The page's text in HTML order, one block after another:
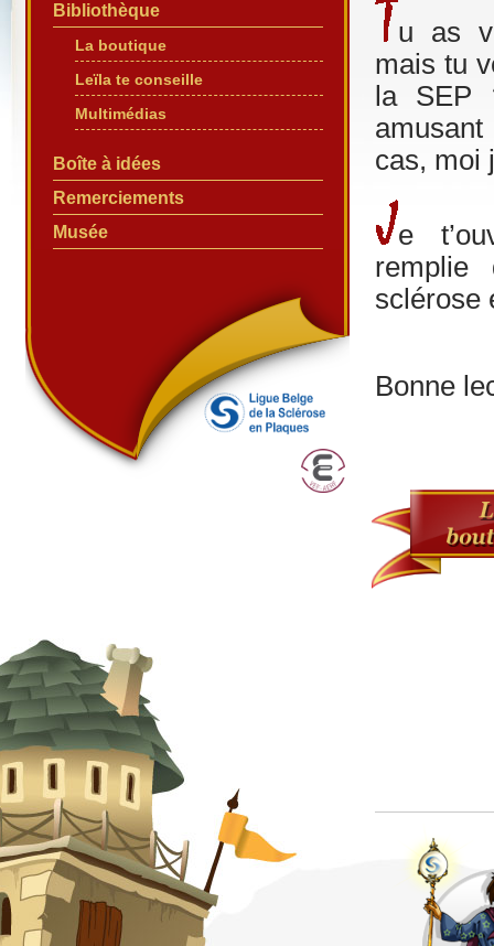
Bibliothèque
La boutique
Leïla te conseille
Multimédias
Boîte à idées
Remerciements
Musée
u as
mais tu
la SEP
cas, moi
e
remplie
sclérose
Bonne